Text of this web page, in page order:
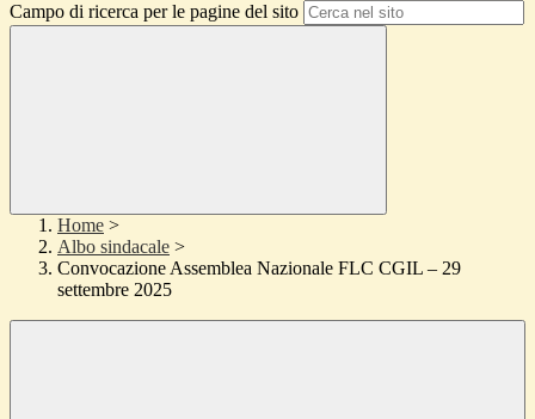
Campo di ricerca per le pagine del sito
Home >
Albo sindacale >
Convocazione Assemblea Nazionale FLC CGIL – 29
settembre 2025